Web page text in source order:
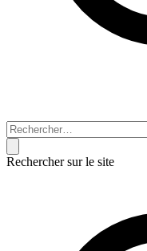
Rechercher sur le site